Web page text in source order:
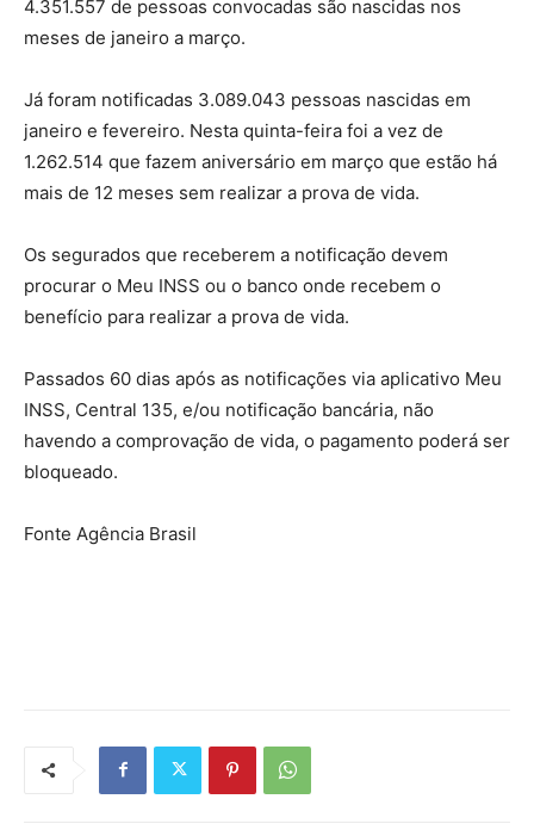
4.351.557 de pessoas convocadas são nascidas nos
meses de janeiro a março.
Já foram notificadas 3.089.043 pessoas nascidas em
janeiro e fevereiro. Nesta quinta-feira foi a vez de
1.262.514 que fazem aniversário em março que estão há
mais de 12 meses sem realizar a prova de vida.
Os segurados que receberem a notificação devem
procurar o Meu INSS ou o banco onde recebem o
benefício para realizar a prova de vida.
Passados 60 dias após as notificações via aplicativo Meu
INSS, Central 135, e/ou notificação bancária, não
havendo a comprovação de vida, o pagamento poderá ser
bloqueado.
Fonte Agência Brasil